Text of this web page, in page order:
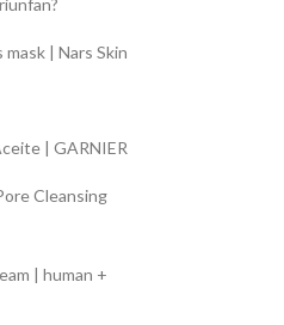
| Nars Skin
| GARNIER
Cleansing
| human +